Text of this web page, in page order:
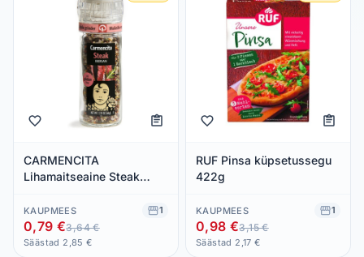
CARMENCITA
Lihamaitseaine Steak
KAUPMEES 1
0,79 €3,64 €
Säästad 2,85 €
RUF Pinsa küpsetussegu
422g
KAUPMEES 1
0,98 €3,15 €
Säästad 2,17 €